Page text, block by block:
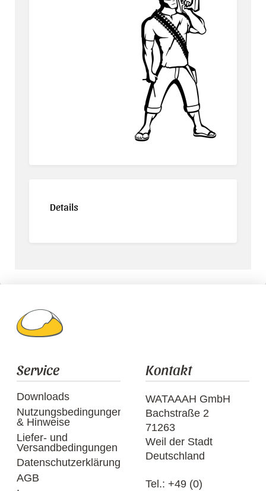
Details
Service
Downloads
Nutzungsbedingungen
& Hinweise
Liefer- und
Versandbedingungen
Datenschutzerklärung
AGB
Kontakt
WATAAAH GmbH
Bachstraße 2
71263
Weil der Stadt
Deutschland
Tel.: +49 (0)